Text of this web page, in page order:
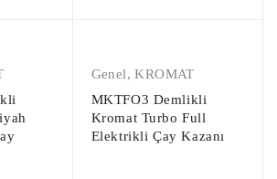
Genel,KROMAT
MKTFO3 Demlikli
Kromat Turbo Full
Elektrikli Çay Kazanı